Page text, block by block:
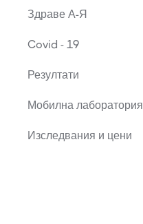
Здраве А-Я
Covid - 19
Резултати
Мобилна лаборатория
Изследвания и цени